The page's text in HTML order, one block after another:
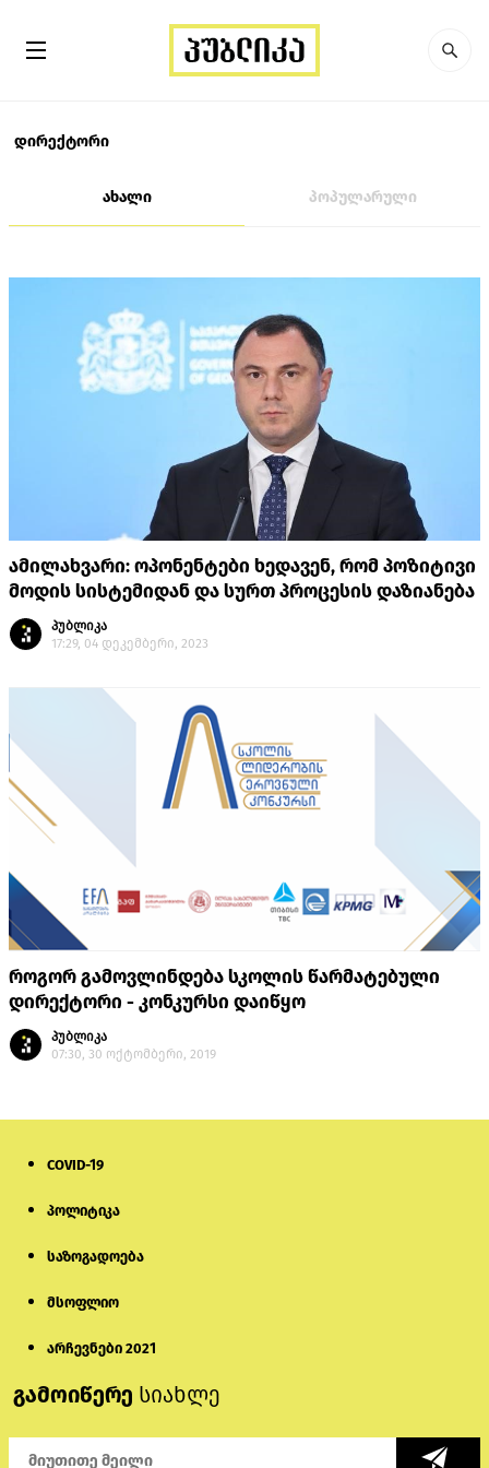
დირექტორი
ახალი პოპულარული
ამილახვარი: ოპონენტები ხედავენ, რომ პოზიტივი
მოდის სისტემიდან და სურთ პროცესის დაზიანება
პუბლიკა
17:29, 04 დეკემბერი, 2023
როგორ გამოვლინდება სკოლის წარმატებული
დირექტორი - კონკურსი დაიწყო
პუბლიკა
07:30, 30 ოქტომბერი, 2019
COVID-19
პოლიტიკა
საზოგადოება
მსოფლიო
არჩევნები 2021
გამოიწერე სიახლე